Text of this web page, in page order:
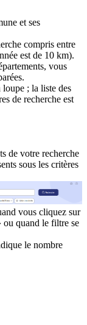
et ses
compris entre
est de 10 km).
vous
; la liste des
de recherche est
de votre recherche
sous les critères
vous cliquez sur
quand le filtre se
le nombre